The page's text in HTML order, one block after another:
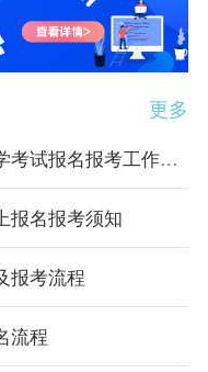
更多
2025年4月广州市高等教育自学考试报名报考工作安排的通知
报名报考须知
报考流程
流程